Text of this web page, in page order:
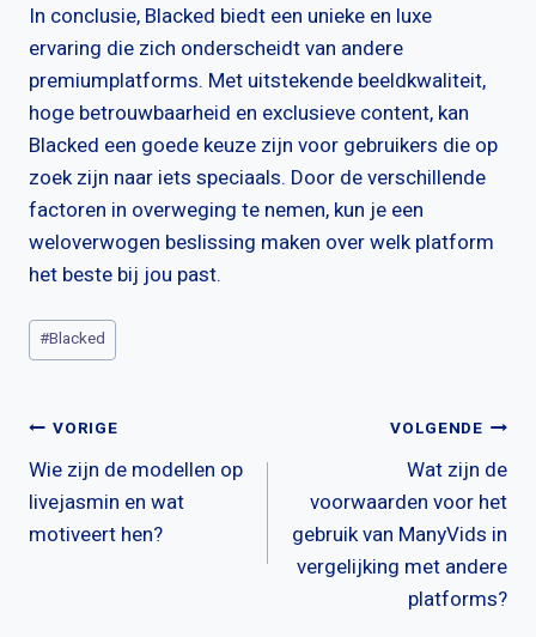
In conclusie, Blacked biedt een unieke en luxe
ervaring die zich onderscheidt van andere
premiumplatforms. Met uitstekende beeldkwaliteit,
hoge betrouwbaarheid en exclusieve content, kan
Blacked een goede keuze zijn voor gebruikers die op
zoek zijn naar iets speciaals. Door de verschillende
factoren in overweging te nemen, kun je een
weloverwogen beslissing maken over welk platform
het beste bij jou past.
Bericht
tags:
#Blacked
Bericht
navigatie
VORIGE
Wie zijn de modellen op
livejasmin en wat
motiveert hen?
VOLGENDE
Wat zijn de
voorwaarden voor het
gebruik van ManyVids in
vergelijking met andere
platforms?